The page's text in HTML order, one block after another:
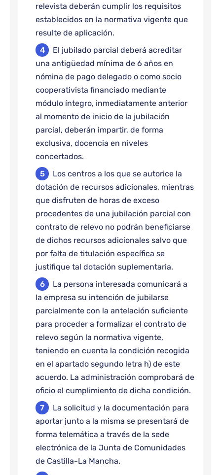
relevista deberán cumplir los requisitos
establecidos en la normativa vigente que
resulte de aplicación.
El jubilado parcial deberá acreditar
una antigüedad mínima de 6 años en
nómina de pago delegado o como socio
cooperativista financiado mediante
módulo íntegro, inmediatamente anterior
al momento de inicio de la jubilación
parcial, deberán impartir, de forma
exclusiva, docencia en niveles
concertados.
Los centros a los que se autorice la
dotación de recursos adicionales, mientras
que disfruten de horas de exceso
procedentes de una jubilación parcial con
contrato de relevo no podrán beneficiarse
de dichos recursos adicionales salvo que
por falta de titulación específica se
justifique tal dotación suplementaria.
La persona interesada comunicará a
la empresa su intención de jubilarse
parcialmente con la antelación suficiente
para proceder a formalizar el contrato de
relevo según la normativa vigente,
teniendo en cuenta la condición recogida
en el apartado segundo letra h) de este
acuerdo. La administración comprobará de
oficio el cumplimiento de dicha condición.
La solicitud y la documentación para
aportar junto a la misma se presentará de
forma telemática a través de la sede
electrónica de la Junta de Comunidades
de Castilla-La Mancha.